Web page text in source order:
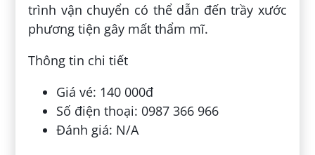
trình vận chuyển có thể dẫn đến trầy xước
phương tiện gây mất thẩm mĩ.
Thông tin chi tiết
Giá vé: 140 000đ
Số điện thoại: 0987 366 966
Đánh giá: N/A